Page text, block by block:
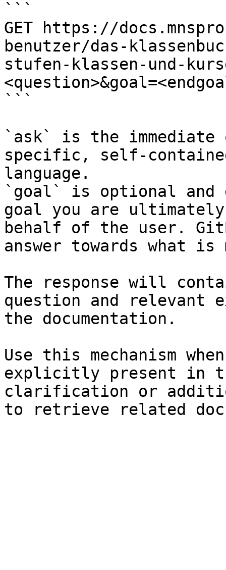
```
GET https://
benutzer/das-
stufen-klassen-und-
```
`ask` is the
specific, self-
language.
`goal` is optional and
goal you are
behalf of the user.
answer towards what
The response will
question and relevant
the documentation.
Use this mechanism
explicitly present in
clarification or